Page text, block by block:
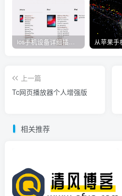
ios手机设备详细插件平刷教程
上一篇
Tc网页播放器个人增强版
相关推荐